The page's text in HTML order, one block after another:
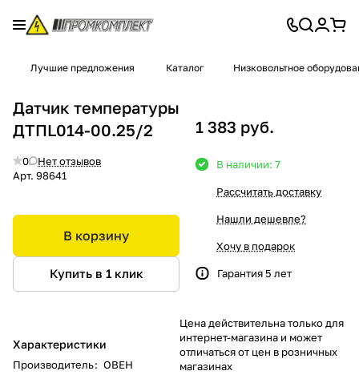
Лучшие предложения Каталог Низковольтное
Датчик температуры
ДТПL014-00.25/2
0
Нет отзывов
Арт. 98641
В корзину
Купить в 1 клик
Характеристики
Производитель: ОВЕН
1 383 руб.
В наличии: 7
Рассчитать доставку
Нашли дешевле?
Хочу в подарок
Гарантия 5 лет
Цена действительна только для
интернет-магазина и может
отличаться от цен в розничных
магазинах